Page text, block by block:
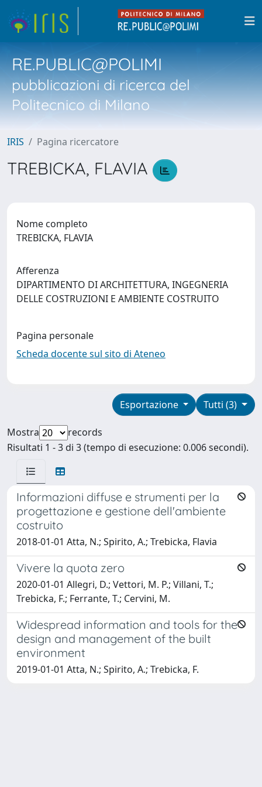
RE.PUBLIC@POLIMI
pubblicazioni di ricerca del
Politecnico di Milano
IRIS Pagina ricercatore
TREBICKA, FLAVIA
Nome completo
TREBICKA, FLAVIA
Afferenza
DIPARTIMENTO DI ARCHITETTURA, INGEGNERIA
DELLE COSTRUZIONI E AMBIENTE COSTRUITO
Pagina personale
Scheda docente sul sito di Ateneo
Tutti (3)
Esportazione
Mostra
records
Risultati 1 - 3 di 3 (tempo di esecuzione: 0.006 secondi).
Informazioni diffuse e strumenti per la
progettazione e gestione dell'ambiente
costruito
2018-01-01 Atta, N.; Spirito, A.; Trebicka, Flavia
Vivere la quota zero
2020-01-01 Allegri, D.; Vettori, M. P.; Villani, T.;
Trebicka, F.; Ferrante, T.; Cervini, M.
Widespread information and tools for the
design and management of the built
environment
2019-01-01 Atta, N.; Spirito, A.; Trebicka, F.